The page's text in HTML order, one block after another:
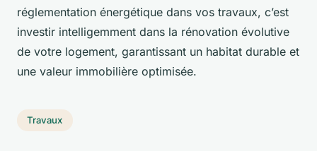
réglementation énergétique dans vos travaux, c’est
investir intelligemment dans la rénovation évolutive
de votre logement, garantissant un habitat durable et
une valeur immobilière optimisée.
Travaux